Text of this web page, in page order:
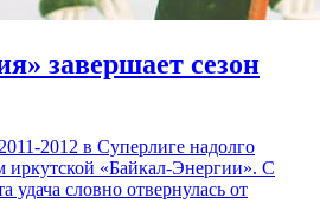
завершает сезон
2012 в Суперлиге надолго
иркутской «Байкал-Энергии». С
удача словно отвернулась от